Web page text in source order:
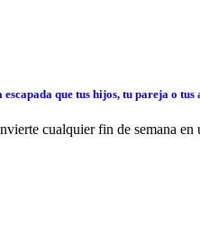
que tus hijos, tu pareja o
cualquier fin de semana